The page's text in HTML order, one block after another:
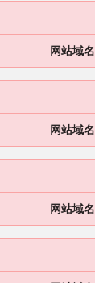
网站域名
网站域名
网站域名